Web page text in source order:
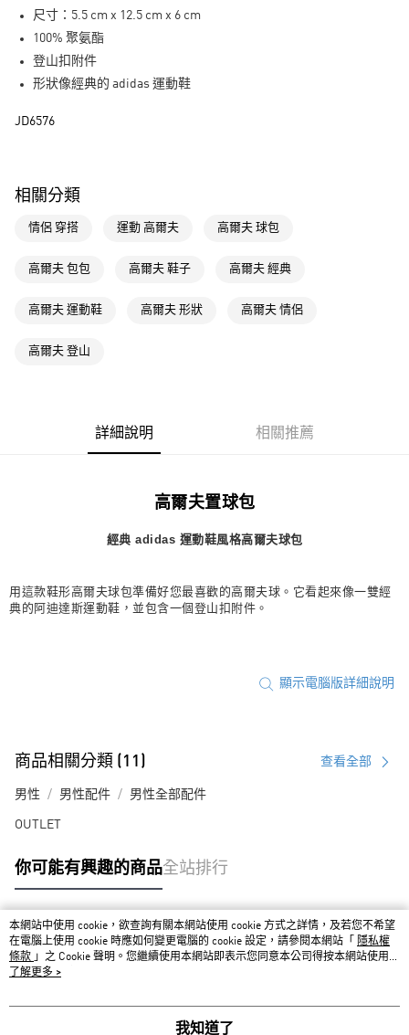
LINE Pay
運送方式
付款後全家取貨
每筆NT$80，滿NT$1,500(含以上)免運費
萊爾富取貨付款
每筆NT$80，滿NT$1,500(含以上)免運費
付款後7-11取貨
尺寸：5.5 cm x 12.5 cm x 6 cm
100% 聚氨酯
登山扣附件
形狀像經典的 adidas 運動鞋
JD6576
相關分類
情侶 穿搭 運動 高爾夫 高爾夫 球包
高爾夫 包包 高爾夫 鞋子 高爾夫 經典
高爾夫 運動鞋 高爾夫 形狀 高爾夫 情侶
高爾夫 登山
詳細說明 相關推薦
高爾夫置球包
經典 adidas 運動鞋風格高爾夫球包
用這款鞋形高爾夫球包準備好您最喜歡的高爾夫球。它看起來像一雙經
典的阿迪達斯運動鞋，並包含一個登山扣附件。
顯示電腦版詳細說明
商品相關分類 (11) 查看全部
男性 男性配件 男性全部配件
OUTLET
你可能有興趣的商品全站排行
熱門標籤
本網站中使用 cookie，欲查詢有關本網站使用 cookie 方式之詳情，及若您不希望
在電腦上使用 cookie 時應如何變更電腦的 cookie 設定，請參閱本網站「
隱私權
條款 」之 Cookie 聲明。您繼續使用本網站即表示您同意本公司得按本網站使用條
款之 Cookie 聲明使用 cookie。
了解更多 >
我知道了